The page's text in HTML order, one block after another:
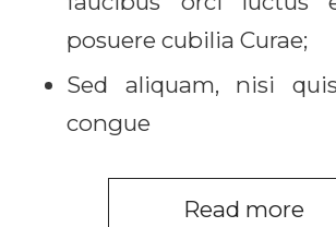
posuere cubilia Curae;
Sed aliquam, nisi
congue
Read more